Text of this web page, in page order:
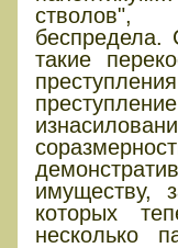
стволов",
беспредела.
такие
имуществу,
которых
несколько